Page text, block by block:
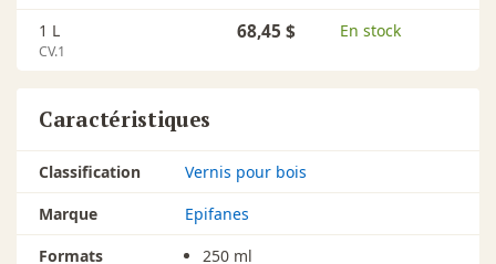
1 L
CV.1
68,45 $ En stock
Caractéristiques
Classification
Vernis pour bois
Marque
Epifanes
Formats
250 ml